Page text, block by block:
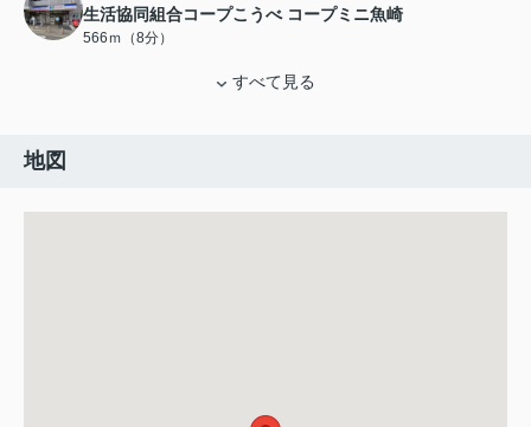
生活協同組合コープこうべ コープミニ魚崎
566ｍ（8分）
すべて見る
地図